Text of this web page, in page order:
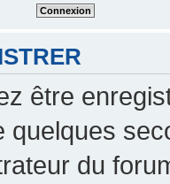
être
quelques
du